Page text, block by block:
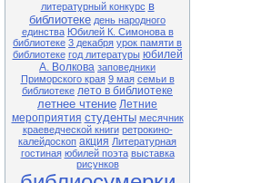
Обзор книжной выставки «Они не
должны исчезнуть» (по Красной
книге Приморского края)
Внимание! В связи с продлением
ограничительных мер в
расписании возможны
корректировки. Обращаться по
тел.: 25-1-72
литературный конкурс в
библиотеке день народного
единства Юбилей К. Симонова в
библиотеке 3 декабря урок памяти в
библиотеке год литературы юбилей
А. Волкова заповедники
Приморского края 9 мая семьи в
библиотеке лето в библиотеке
летнее чтение Летние
мероприятия студенты месячник
краеведческой книги ретрокино-
калейдоскоп акция Литературная
гостиная юбилей поэта выставка
рисунков